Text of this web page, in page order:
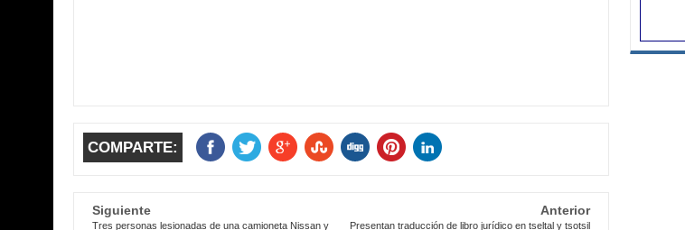
COMPARTE:
Siguiente
Tres personas lesionadas de una camioneta Nissan y
Anterior
Presentan traducción de libro jurídico en tseltal y tsotsil